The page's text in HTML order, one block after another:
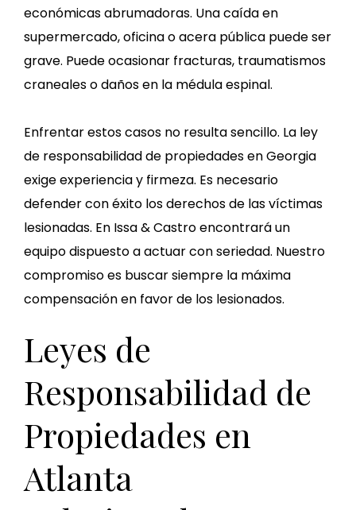
económicas abrumadoras. Una caída en
supermercado, oficina o acera pública puede ser
grave. Puede ocasionar fracturas, traumatismos
craneales o daños en la médula espinal.
Enfrentar estos casos no resulta sencillo. La ley
de responsabilidad de propiedades en Georgia
exige experiencia y firmeza. Es necesario
defender con éxito los derechos de las víctimas
lesionadas. En Issa & Castro encontrará un
equipo dispuesto a actuar con seriedad. Nuestro
compromiso es buscar siempre la máxima
compensación en favor de los lesionados.
Leyes de
Responsabilidad de
Propiedades en
Atlanta